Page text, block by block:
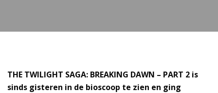
THE TWILIGHT SAGA: BREAKING DAWN – PART 2 is
sinds gisteren in de bioscoop te zien en ging